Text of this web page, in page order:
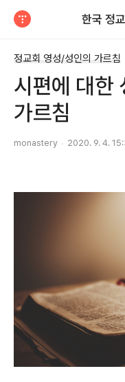
한국 정
정교회 영성/성인의 가르침
시편에 대한
가르침
monastery 2020. 9. 4.